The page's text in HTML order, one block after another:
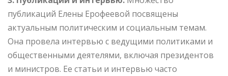
публикаций Елены Ерофеевой посвящены
актуальным политическим и социальным темам.
Она провела интервью с ведущими политиками и
общественными деятелями, включая президентов
и министров. Ее статьи и интервью часто